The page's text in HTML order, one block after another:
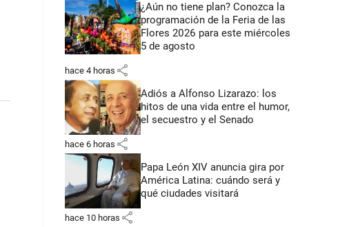
¿Aún no tiene plan? Conozca la
programación de la Feria de las
Flores 2026 para este miércoles
5 de agosto
hace 4 horas share
Adiós a Alfonso Lizarazo: los
hitos de una vida entre el humor,
el secuestro y el Senado
hace 6 horas share
Papa León XIV anuncia gira por
América Latina: cuándo será y
qué ciudades visitará
hace 10 horas share